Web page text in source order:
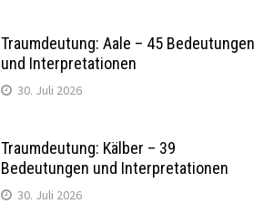
Traumdeutung: Aale – 45 Bedeutungen
und Interpretationen
30. Juli 2026
Traumdeutung: Kälber – 39
Bedeutungen und Interpretationen
30. Juli 2026